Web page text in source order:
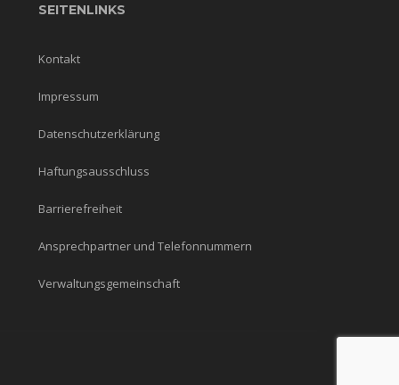
SEITENLINKS
Kontakt
Impressum
Datenschutzerklärung
Haftungsausschluss
Barrierefreiheit
Ansprechpartner und Telefonnummern
Verwaltungsgemeinschaft